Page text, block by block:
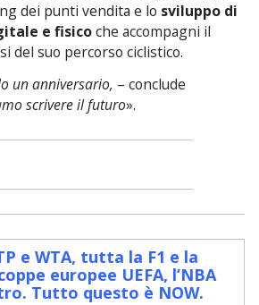
dei punti vendita e lo sviluppo di
e fisicoche accompagni il
del suo percorso ciclistico.
un anniversario, – conclude
scrivere il futuro».
e WTA, tutta la F1 e la
europee UEFA, l’NBA
Tutto questo è NOW.